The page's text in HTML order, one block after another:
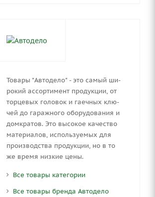
Товары "Автодело" - это са­мый ши­
ро­кий ас­сор­ти­мент про­дук­ции, от
тор­це­вых го­ло­вок и га­еч­ных клю­
чей до га­раж­но­го обо­ру­до­ва­ния и
дом­кра­тов. Это вы­со­кое ка­че­ство
ма­те­ри­а­лов, ис­поль­зу­е­мых для
про­из­вод­ства про­дук­ции, но в то
же вре­мя низ­кие цены.
Все товары категории
Все товары бренда Автодело